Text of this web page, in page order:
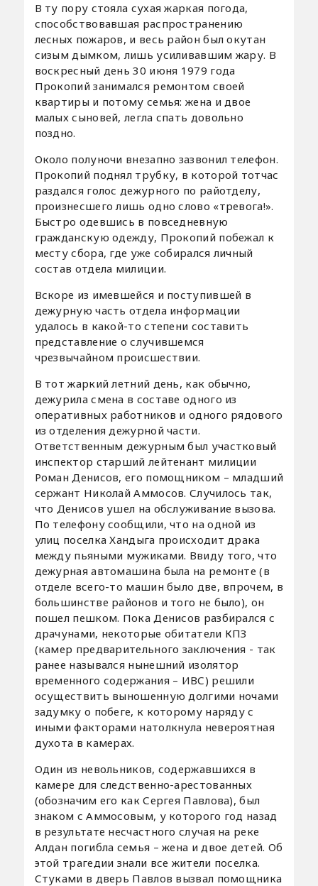
В ту пору стояла сухая жаркая погода,
способствовавшая распространению
лесных пожаров, и весь район был окутан
сизым дымком, лишь усиливавшим жару. В
воскресный день 30 июня 1979 года
Прокопий занимался ремонтом своей
квартиры и потому семья: жена и двое
малых сыновей, легла спать довольно
поздно.
Около полуночи внезапно зазвонил телефон.
Прокопий поднял трубку, в которой тотчас
раздался голос дежурного по райотделу,
произнесшего лишь одно слово «тревога!».
Быстро одевшись в повседневную
гражданскую одежду, Прокопий побежал к
месту сбора, где уже собирался личный
состав отдела милиции.
Вскоре из имевшейся и поступившей в
дежурную часть отдела информации
удалось в какой-то степени составить
представление о случившемся
чрезвычайном происшествии.
В тот жаркий летний день, как обычно,
дежурила смена в составе одного из
оперативных работников и одного рядового
из отделения дежурной части.
Ответственным дежурным был участковый
инспектор старший лейтенант милиции
Роман Денисов, его помощником – младший
сержант Николай Аммосов. Случилось так,
что Денисов ушел на обслуживание вызова.
По телефону сообщили, что на одной из
улиц поселка Хандыга происходит драка
между пьяными мужиками. Ввиду того, что
дежурная автомашина была на ремонте (в
отделе всего-то машин было две, впрочем, в
большинстве районов и того не было), он
пошел пешком. Пока Денисов разбирался с
драчунами, некоторые обитатели КПЗ
(камер предварительного заключения - так
ранее назывался нынешний изолятор
временного содержания – ИВС) решили
осуществить выношенную долгими ночами
задумку о побеге, к которому наряду с
иными факторами натолкнула невероятная
духота в камерах.
Один из невольников, содержавшихся в
камере для следственно-арестованных
(обозначим его как Сергея Павлова), был
знаком с Аммосовым, у которого год назад
в результате несчастного случая на реке
Алдан погибла семья – жена и двое детей. Об
этой трагедии знали все жители поселка.
Стуками в дверь Павлов вызвал помощника